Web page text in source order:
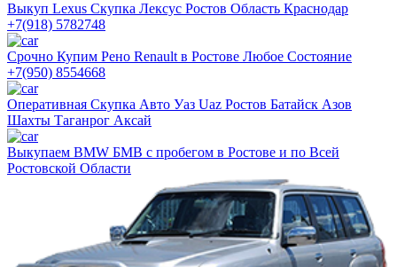
Выкуп Lexus Скупка Лексус Ростов Область Краснодар
+7(918) 5782748
Срочно Купим Рено Renault в Ростове Любое Состояние
+7(950) 8554668
Оперативная Скупка Авто Уаз Uaz Ростов Батайск Азов
Шахты Таганрог Аксай
Выкупаем BMW БМВ с пробегом в Ростове и по Всей
Ростовской Области